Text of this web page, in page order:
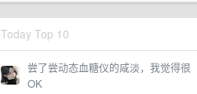
Today Top 10
尝了尝动态血糖仪的咸淡，我觉得很
OK